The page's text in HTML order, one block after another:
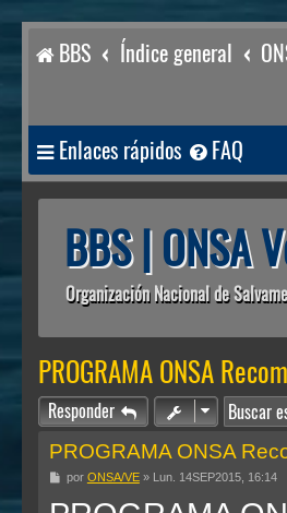
BBS Índice general
Enlaces rápidos FAQ
BBS | ONSA
Organización Nacional de
PROGRAMA ONSA
Responder
PROGRAMA ONSA
M
n
por ONSA/VE» Lun. 14SEP2015, 16:14